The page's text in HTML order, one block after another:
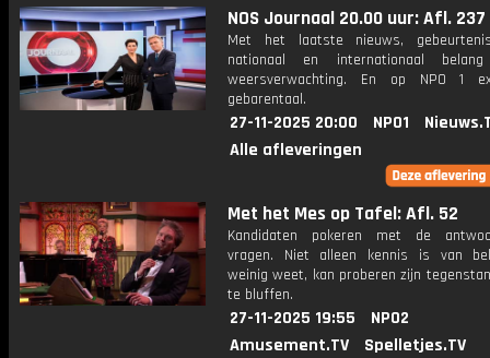
NOS Journaal 20.00 uur: Afl. 237
Met het laatste nieuws,
nationaal en internationaal
weersverwachting. En op NPO 1
gebarentaal.
27-11-2025 20:00 NPO1
Alle afleveringen
Met het Mes op Tafel: Afl. 52
Kandidaten pokeren met de
vragen. Niet alleen kennis is van
weinig weet, kan proberen zijn
te bluffen.
27-11-2025 19:55
NPO2
Amusement.TV
Spelletjes.TV